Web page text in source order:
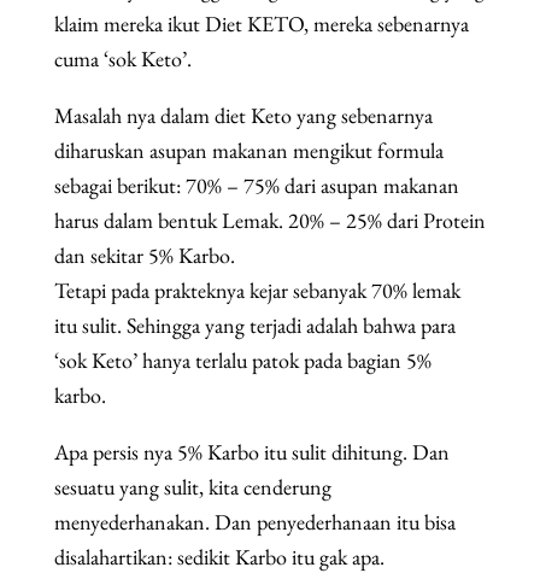
klaim mereka ikut Diet KETO, mereka sebenarnya
cuma ‘sok Keto’.
Masalah nya dalam diet Keto yang sebenarnya
diharuskan asupan makanan mengikut formula
sebagai berikut: 70% – 75% dari asupan makanan
harus dalam bentuk Lemak. 20% – 25% dari Protein
dan sekitar 5% Karbo.
Tetapi pada prakteknya kejar sebanyak 70% lemak
itu sulit. Sehingga yang terjadi adalah bahwa para
‘sok Keto’ hanya terlalu patok pada bagian 5%
karbo.
Apa persis nya 5% Karbo itu sulit dihitung. Dan
sesuatu yang sulit, kita cenderung
menyederhanakan. Dan penyederhanaan itu bisa
disalahartikan: sedikit Karbo itu gak apa.